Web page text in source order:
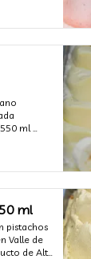
ml
ml
pistachos
Valle de
de Alta